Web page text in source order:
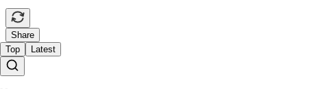
Share
Top
Latest